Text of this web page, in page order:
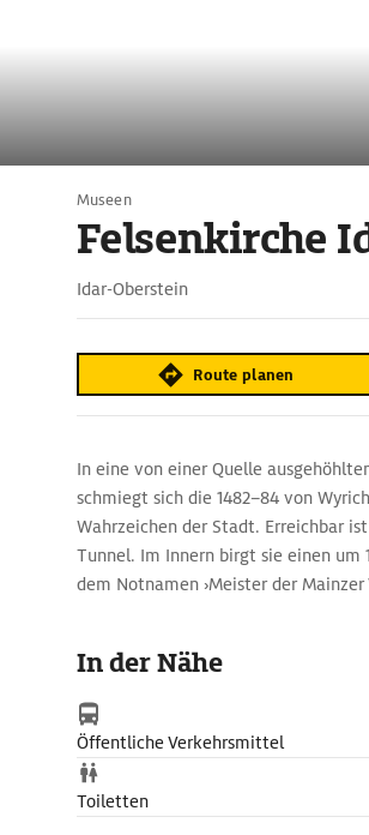
Museen
Felsenkirche
Idar-Oberstein
Route planen
In eine von einer Quelle
schmiegt sich die 1482–84 von
Wahrzeichen der Stadt. Erreichbar
Tunnel. Im Innern birgt sie einen
dem Notnamen ›Meister der
Sebastiansbild (um 1570) mit einer
Daun-Oberstein-Falkenstein sowie
Philipp II. von Daun-Oberstein, des
soll die kleine Büßer-Figur
hervortritt.
Eine reizvolle Aussicht auf den
In der Nähe
Öffentliche Verkehrsmittel
Toiletten